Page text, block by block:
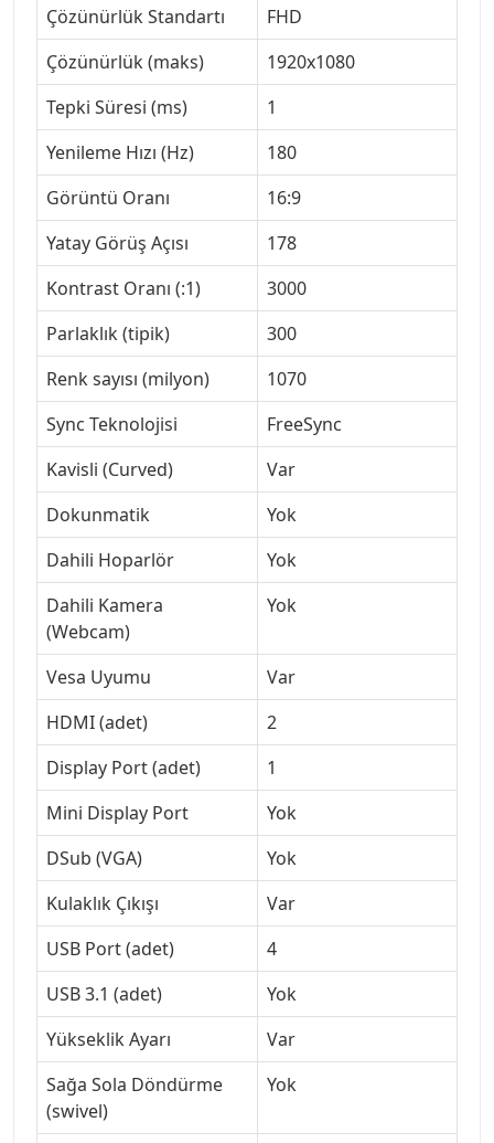
Çözünürlük Standartı
FHD
Çözünürlük (maks)
1920x1080
Tepki Süresi (ms)
1
Yenileme Hızı (Hz)
180
Görüntü Oranı
16:9
Yatay Görüş Açısı
178
Kontrast Oranı (:1)
3000
Parlaklık (tipik)
300
Renk sayısı (milyon)
1070
Sync Teknolojisi
FreeSync
Kavisli (Curved)
Var
Dokunmatik
Yok
Dahili Hoparlör
Yok
Dahili Kamera
(Webcam)
Yok
Vesa Uyumu
Var
HDMI (adet)
2
Display Port (adet)
1
Mini Display Port
Yok
DSub (VGA)
Yok
Kulaklık Çıkışı
Var
USB Port (adet)
4
USB 3.1 (adet)
Yok
Yükseklik Ayarı
Var
Sağa Sola Döndürme
(swivel)
Yok